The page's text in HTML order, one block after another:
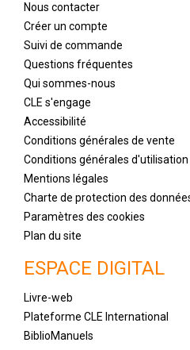
Nous contacter
Créer un compte
Suivi de commande
Questions fréquentes
Qui sommes-nous
CLE s'engage
Accessibilité
Conditions générales de vente
Conditions générales d'utilisation
Mentions légales
Charte de protection des
Paramètres des cookies
Plan du site
ESPACE DIGITAL
Livre-web
Plateforme CLE International
BiblioManuels